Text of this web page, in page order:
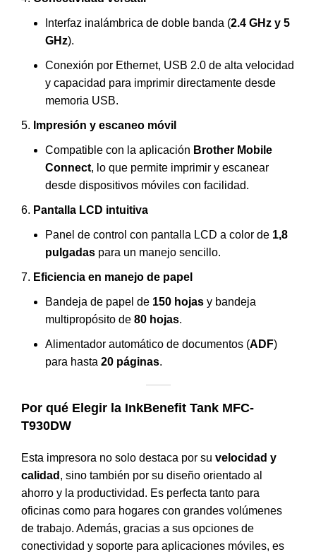
Interfaz inalámbrica de doble banda (2.4 GHz y 5
GHz).
Conexión por Ethernet, USB 2.0 de alta velocidad
y capacidad para imprimir directamente desde
memoria USB.
Impresión y escaneo móvil
Compatible con la aplicación Brother Mobile
Connect, lo que permite imprimir y escanear
desde dispositivos móviles con facilidad.
Pantalla LCD intuitiva
Panel de control con pantalla LCD a color de 1,8
pulgadas para un manejo sencillo.
Eficiencia en manejo de papel
Bandeja de papel de 150 hojas y bandeja
multipropósito de 80 hojas.
Alimentador automático de documentos (ADF)
para hasta 20 páginas.
Por qué Elegir la InkBenefit Tank MFC-
T930DW
Esta impresora no solo destaca por su velocidad y
calidad , sino también por su diseño orientado al
ahorro y la productividad. Es perfecta tanto para
oficinas como para hogares con grandes volúmenes
de trabajo. Además, gracias a sus opciones de
conectividad y soporte para aplicaciones móviles, es